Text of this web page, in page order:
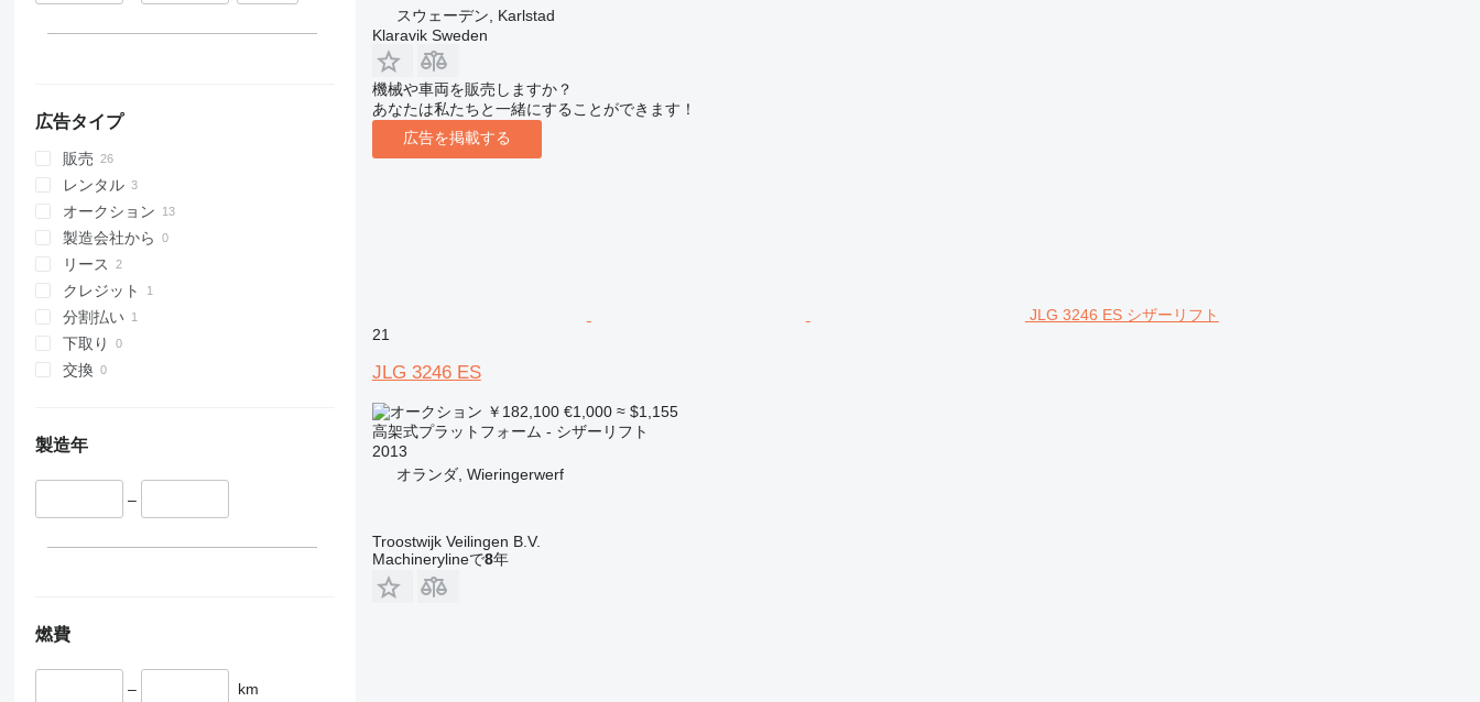
2032
2646
3369
3394
4069
4394
DSP
DSP-M
E-series
E300
Liftlux
Pecolift
R-series
Toucan 800
Toucan 861
Toucan Duo
広告タイプ
販売
レンタル
オークション
製造会社から
リース
クレジット
分割払い
下取り
交換
製造年
–
燃費
– km
スウェーデン, Karlstad
Klaravik Sweden
機械や車両を販売しますか？
あなたは私たちと一緒にすることができます！
広告を掲載する
JLG 3246 ES シザーリフト
21
JLG 3246 ES
￥182,100 €1,000 ≈ $1,155
高架式プラットフォーム - シザーリフト
2013
オランダ, Wieringerwerf
Troostwijk Veilingen B.V.
Machinerylineで8年